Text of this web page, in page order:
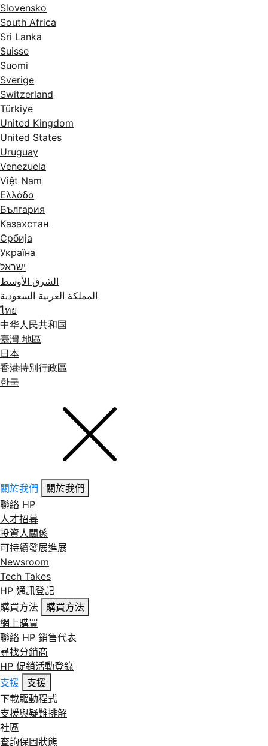
Slovensko
South Africa
Sri Lanka
Suisse
Suomi
Sverige
Switzerland
Türkiye
United Kingdom
United States
Uruguay
Venezuela
Việt Nam
Ελλάδα
България
Казахстан
Србија
Україна
ישראל
الشرق الأوسط
المملكة العربية السعودية
ไทย
中华人民共和国
臺灣 地區
日本
香港特別行政區
한국
關於我們
關於我們
聯絡 HP
人才招募
投資人關係
可持續發展進展
Newsroom
Tech Takes
HP 通訊登記
購買方法
購買方法
網上購買
聯絡 HP 銷售代表
尋找分銷商
HP 促銷活動登錄
支援
支援
下載驅動程式
支援與疑難排解
社區
查詢保固狀態